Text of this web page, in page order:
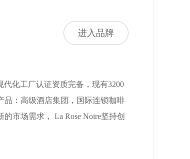
进入品牌
代化工厂认证资质完备，现有3200
品：高级酒店集团，国际连锁咖啡
市场需求， La Rose Noire坚持创